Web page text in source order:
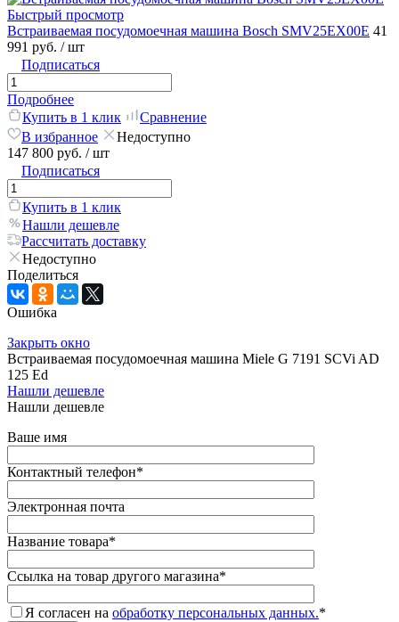
Быстрый просмотр
Встраиваемая посудомоечная машина Bosch SMV25EX00E 41
991 руб. / шт
Подписаться
Подробнее
Купить в 1 клик
Сравнение
В избранное
Недоступно
147 800 руб. / шт
Подписаться
Купить в 1 клик
Нашли дешевле
Рассчитать доставку
Недоступно
Поделиться
Ошибка
Закрыть окно
Встраиваемая посудомоечная машина Miele G 7191 SCVi AD
125 Ed
Нашли дешевле
Нашли дешевле
Ваше имя
Контактный телефон*
Электронная почта
Название товара*
Ссылка на товар другого магазина*
Я согласен на обработку персональных данных.*